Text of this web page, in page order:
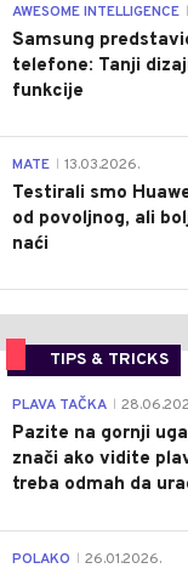
AWESOME INTELLIGENCE
Samsung
telefone: Tanji
funkcije
MATE 13.03.2026.
Testirali smo
od povoljnog, ali
naći
TIPS & TRICKS
PLAVA TAČKA
Pazite na gornji
znači ako vidite
treba odmah da
POLAKO 26.01.2026.